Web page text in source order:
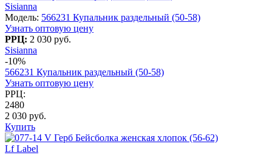
Sisianna
Модель: 566231 Купальник раздельный (50-58)
Узнать оптовую цену
РРЦ: 2 030 руб.
Sisianna
-10%
566231 Купальник раздельный (50-58)
Узнать оптовую цену
РРЦ:
2480
2 030 руб.
Купить
Lf Label